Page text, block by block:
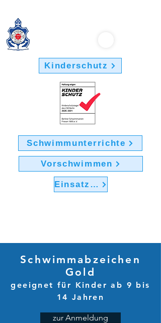
Kinderschutz
Schwimmunterrichte
Vorschwimmen
Einsatz im Verein
Schwimmabzeichen
Gold
geeignet für Kinder ab 9 bis
14 Jahren
zur Anmeldung